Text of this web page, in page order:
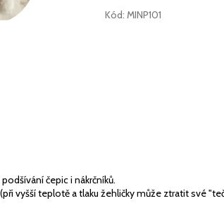
Kód: MINP101
čepic i nákrčníků.
vyšší teplotě a tlaku žehličky může ztratit své